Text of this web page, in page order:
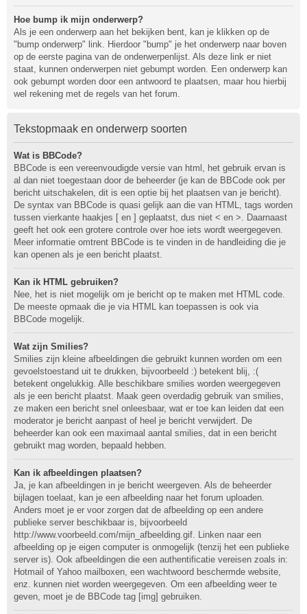
Hoe bump ik mijn onderwerp?
Als je een onderwerp aan het bekijken bent, kan je klikken op de
"bump onderwerp" link. Hierdoor "bump" je het onderwerp naar boven
op de eerste pagina van de onderwerpenlijst. Als deze link er niet
staat, kunnen onderwerpen niet gebumpt worden. Een onderwerp kan
ook gebumpt worden door een antwoord te plaatsen, maar hou hierbij
wel rekening met de regels van het forum.
Tekstopmaak en onderwerp soorten
Wat is BBCode?
BBCode is een vereenvoudigde versie van html, het gebruik ervan is
al dan niet toegestaan door de beheerder (je kan de BBCode ook per
bericht uitschakelen, dit is een optie bij het plaatsen van je bericht).
De syntax van BBCode is quasi gelijk aan die van HTML, tags worden
tussen vierkante haakjes [ en ] geplaatst, dus niet < en >. Daarnaast
geeft het ook een grotere controle over hoe iets wordt weergegeven.
Meer informatie omtrent BBCode is te vinden in de handleiding die je
kan openen als je een bericht plaatst.
Kan ik HTML gebruiken?
Nee, het is niet mogelijk om je bericht op te maken met HTML code.
De meeste opmaak die je via HTML kan toepassen is ook via
BBCode mogelijk.
Wat zijn Smilies?
Smilies zijn kleine afbeeldingen die gebruikt kunnen worden om een
gevoelstoestand uit te drukken, bijvoorbeeld :) betekent blij, :(
betekent ongelukkig. Alle beschikbare smilies worden weergegeven
als je een bericht plaatst. Maak geen overdadig gebruik van smilies,
ze maken een bericht snel onleesbaar, wat er toe kan leiden dat een
moderator je bericht aanpast of heel je bericht verwijdert. De
beheerder kan ook een maximaal aantal smilies, dat in een bericht
gebruikt mag worden, bepaald hebben.
Kan ik afbeeldingen plaatsen?
Ja, je kan afbeeldingen in je bericht weergeven. Als de beheerder
bijlagen toelaat, kan je een afbeelding naar het forum uploaden.
Anders moet je er voor zorgen dat de afbeelding op een andere
publieke server beschikbaar is, bijvoorbeeld
http://www.voorbeeld.com/mijn_afbeelding.gif. Linken naar een
afbeelding op je eigen computer is onmogelijk (tenzij het een publieke
server is). Ook afbeeldingen die een authentificatie vereisen zoals in:
Hotmail of Yahoo mailboxen, een wachtwoord beschermde website,
enz. kunnen niet worden weergegeven. Om een afbeelding weer te
geven, moet je de BBCode tag [img] gebruiken.